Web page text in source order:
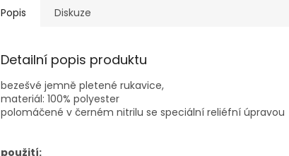
Popis Diskuze
Detailní popis produktu
bezešvé jemně pletené rukavice,
materiál: 100% polyester
polomáčené v černém nitrilu se speciální reliéfní úpravou
použití: